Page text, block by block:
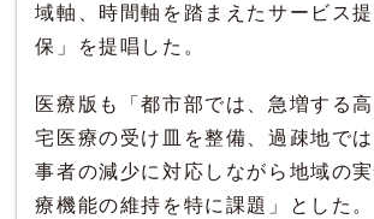
域軸、時間軸を踏まえたサービス
保」を提唱した。
医療版も「都市部では、急増する
宅医療の受け皿を整備、過疎地で
事者の減少に対応しながら地域の
療機能の維持を特に課題」とした。